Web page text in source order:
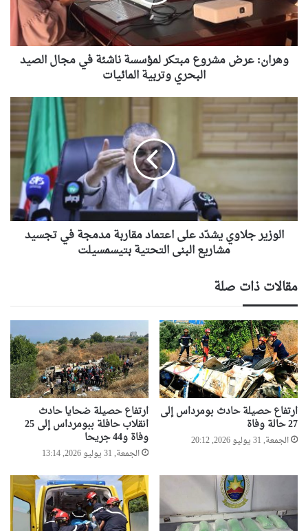
في
مجال
الصيد
البحري
وهران: عرض مشروع مبتكر لمؤسسة ناشئة في مجال الصيد
البحري وتربية المائيات
الوزير
جلاوي
يشدّد
على
اعتماد
مدمجة
في
تجسيد
مشاريع
بتيسمسيلت
الوزير جلاوي يشدّد على اعتماد مقاربة مدمجة في تجسيد
مشاريع البنى التحتية بتيسمسيلت
مقالات ذات صلة
ارتفاع حصيلة حادث بومرداس إلى
27 حالة وفاة
الجمعة, 31 يوليو 2026, 20:12
ارتفاع حصيلة ضحايا حادث
انقلاب حافلة ببومرداس إلى 25
وفاة و44 جريحا
الجمعة, 31 يوليو 2026, 13:14